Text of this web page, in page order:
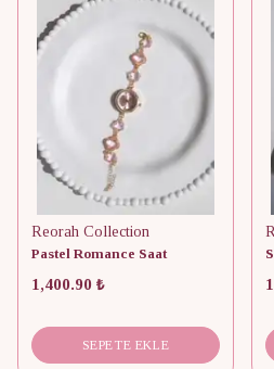
Reorah Collection
Pastel Romance Saat
1,400.90 ₺
SEPETE EKLE